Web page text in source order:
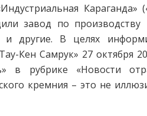
завод по производству
и другие. В целях
Кен Самрук» 27 октября
в рубрике «Новости
кремния – это не